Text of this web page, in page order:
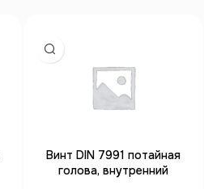
Винт DIN 7991 потайная
голова, внутренний